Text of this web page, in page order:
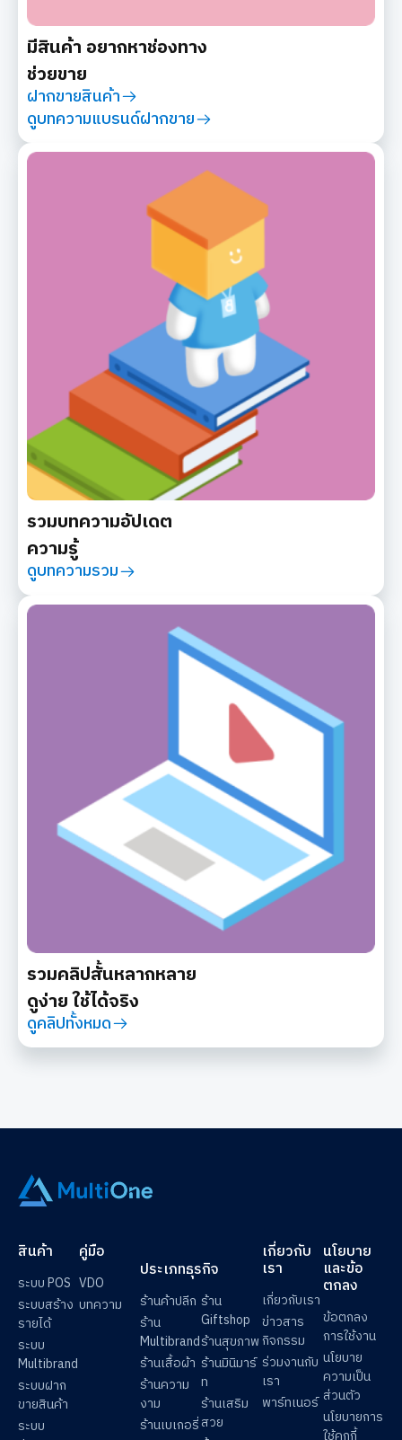
มีสินค้า อยากหาช่องทาง
ช่วยขาย
ฝากขายสินค้า
ดูบทความแบรนด์ฝากขาย
รวมบทความอัปเดต
ความรู้
ดูบทความรวม
รวมคลิปสั้นหลากหลาย
ดูง่าย ใช้ได้จริง
ดูคลิปทั้งหมด
สินค้า
ระบบ POS
ระบบสร้าง
รายได้
ระบบ
Multibrand
ระบบฝาก
ขายสินค้า
ระบบ
คู่มือ
VDO
บทความ
ประเภทธุรกิจ
ร้านค้าปลีก
ร้าน
Multibrand
ร้านเสื้อผ้า
ร้านความ
งาม
ร้านเบเกอรี่
ร้าน
Giftshop
ร้านสุขภาพ
ร้านมินิมาร์
ท
ร้านเสริม
สวย
เกี่ยวกับ
เรา
เกี่ยวกับเรา
ข่าวสาร
กิจกรรม
ร่วมงานกับ
เรา
พาร์ทเนอร์
นโยบาย
และข้อ
ตกลง
ข้อตกลง
การใช้งาน
นโยบาย
ความเป็น
ส่วนตัว
นโยบายการ
ใช้คุกกี้